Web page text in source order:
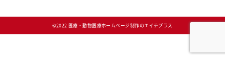
©2022 医療・動物医療ホームページ制作のエイチプラス